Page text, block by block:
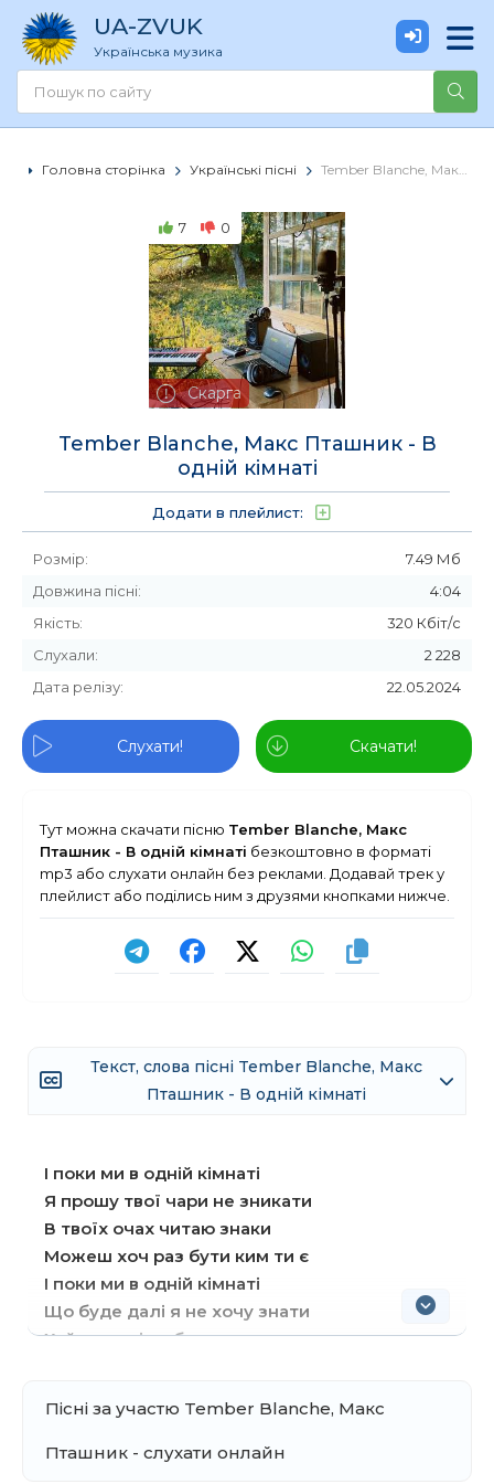
UA-ZVUK
Українська музика
Головна сторінка Українські пісні Tember Blanche, Макс Пташник - В одній кімнаті
7 0
Скарга
Tember Blanche, Макс Пташник - В
одній кімнаті
Додати в плейлист:
Розмір:
7.49 Мб
Довжина пісні:
4:04
Якість:
320 Кбіт/с
Слухали:
2 228
Дата релізу:
22.05.2024
Слухати! Скачати!
Тут можна скачати пісню Tember Blanche, Макс
Пташник - В одній кімнаті безкоштовно в форматі
mp3 або слухати онлайн без реклами. Додавай трек у
плейлист або поділись ним з друзями кнопками нижче.
Текст, слова пісні Tember Blanche, Макс
Пташник - В одній кімнаті
І поки ми в одній кімнаті
Я прошу твої чари не зникати
В твоїх очах читаю знаки
Можеш хоч раз бути ким ти є
І поки ми в одній кімнаті
Що буде далі я не хочу знати
Хай ти волієш бути птахом
Сама гадала, що річці навесні
Не треба друга в горі, щоб уникнуть повені
Пісні за участю Tember Blanche, Макс
Пташник - слухати онлайн